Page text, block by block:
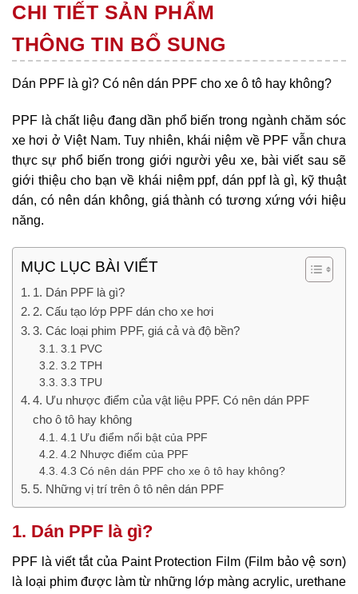
CHI TIẾT SẢN PHẨM
THÔNG TIN BỔ SUNG
Dán PPF là gì? Có nên dán PPF cho xe ô tô hay không?
PPF là chất liệu đang dần phổ biến trong ngành chăm sóc
xe hơi ở Việt Nam. Tuy nhiên, khái niệm về PPF vẫn chưa
thực sự phổ biến trong giới người yêu xe, bài viết sau sẽ
giới thiệu cho bạn về khái niệm ppf, dán ppf là gì, kỹ thuật
dán, có nên dán không, giá thành có tương xứng với hiệu
năng.
MỤC LỤC BÀI VIẾT
1. Dán PPF là gì?
2. Cấu tạo lớp PPF dán cho xe hơi
3. Các loại phim PPF, giá cả và độ bền?
3.1 PVC
3.2 TPH
3.3 TPU
4. Ưu nhược điểm của vật liệu PPF. Có nên dán PPF
cho ô tô hay không
4.1 Ưu điểm nổi bật của PPF
4.2 Nhược điểm của PPF
4.3 Có nên dán PPF cho xe ô tô hay không?
5. Những vị trí trên ô tô nên dán PPF
1. Dán PPF là gì?
PPF là viết tắt của Paint Protection Film (Film bảo vệ sơn)
là loại phim được làm từ những lớp màng acrylic, urethane